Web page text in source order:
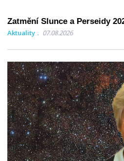
Zatmění Slunce a Perseidy
Aktuality 07.08.2026